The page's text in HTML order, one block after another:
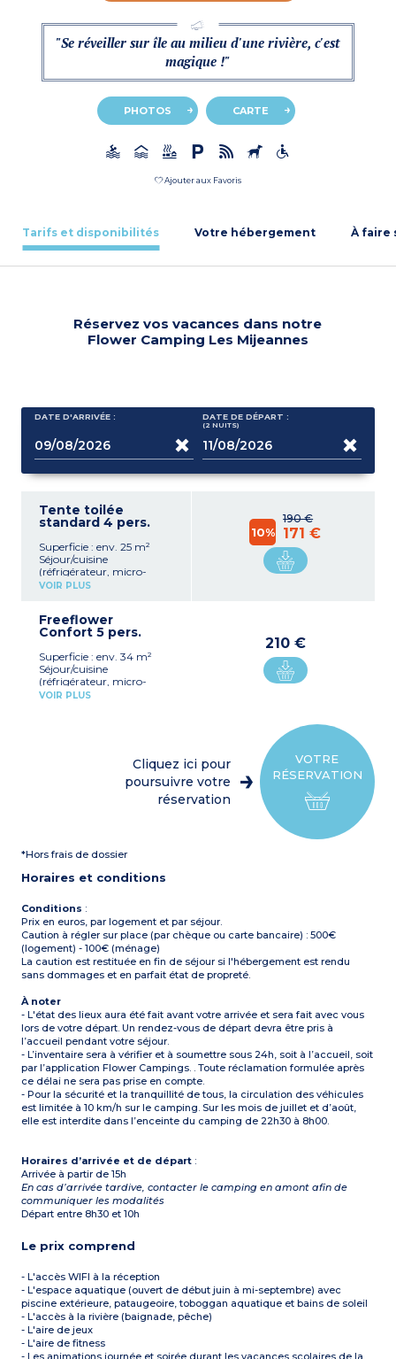
"Se réveiller sur île au milieu d'une rivière, c'est
magique !"
PHOTOS CARTE
Ajouter aux Favoris
Tarifs et disponibilités Votre hébergement À faire
Réservez vos vacances dans notre
Flower Camping Les Mijeannes
DATE D'ARRIVÉE : DATE DE DÉPART :
(2 NUITS)
Tente toilée
standard 4 pers.
Superficie : env. 25 m²
Séjour/cuisine
(réfrigérateur, micro-
ondes, cafetière, table,
(140 x 190 cm)
1 chambre avec 2 lits
Terrasse
Capacité max. 4
personnes
À noter : logement situé
VOIR PLUS
190 €
10% 171 €
Freeflower
Confort 5 pers.
Superficie : env. 34 m²
Séjour/cuisine
(réfrigérateur, micro-
ondes, cafetière, table,
(140x190 cm) et un lit
simple superposé (90x190
sanitaires/vaisselle
VOIR PLUS
210 €
VOTRE
RÉSERVATION
Cliquez ici pour
poursuivre votre
réservation
*Hors frais de dossier
Horaires et conditions
Conditions :
Prix en euros, par logement et par séjour.
Caution à régler sur place (par chèque ou carte bancaire) : 500€
(logement) - 100€ (ménage)
La caution est restituée en fin de séjour si l'hébergement est rendu
sans dommages et en parfait état de propreté.
À noter
- L'état des lieux aura été fait avant votre arrivée et sera fait avec vous
lors de votre départ. Un rendez-vous de départ devra être pris à
l’accueil pendant votre séjour.
- L’inventaire sera à vérifier et à soumettre sous 24h, soit à l’accueil, soit
par l’application Flower Campings. . Toute réclamation formulée après
ce délai ne sera pas prise en compte.
- Pour la sécurité et la tranquillité de tous, la circulation des véhicules
est limitée à 10 km/h sur le camping. Sur les mois de juillet et d’août,
elle est interdite dans l’enceinte du camping de 22h30 à 8h00.
Horaires d’arrivée et de départ :
Arrivée à partir de 15h
En cas d’arrivée tardive, contacter le camping en amont afin de
communiquer les modalités
Départ entre 8h30 et 10h
Le prix comprend
- L'accès WIFI à la réception
- L'espace aquatique (ouvert de début juin à mi-septembre) avec
piscine extérieure, pataugeoire, toboggan aquatique et bains de soleil
- L'accès à la rivière (baignade, pêche)
- L'aire de jeux
- L'aire de fitness